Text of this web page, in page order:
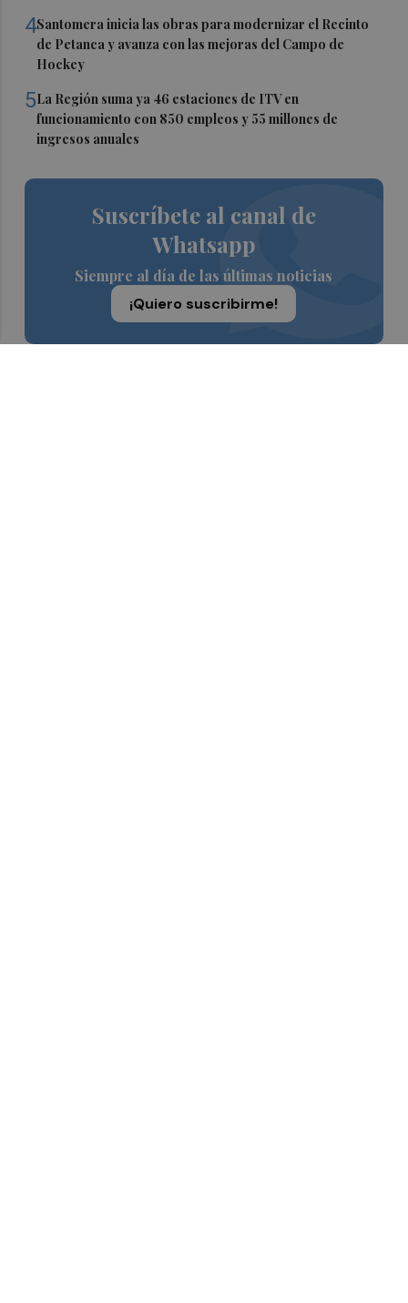
4Santomera inicia las obras para modernizar el Recinto
de Petanca y avanza con las mejoras del Campo de
Hockey
5La Región suma ya 46 estaciones de ITV en
funcionamiento con 850 empleos y 55 millones de
ingresos anuales
Suscríbete al canal de
Whatsapp
Siempre al día de las últimas noticias
¡Quiero suscribirme!